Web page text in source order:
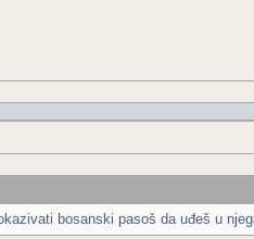
bosanski pasoš da uđeš u